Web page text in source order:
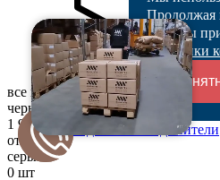
Переходники и соединители
все цвета
черный
1 953 шт
от 25,50 р.
серый
0 шт
Продолжая
сайт, вы
Политики